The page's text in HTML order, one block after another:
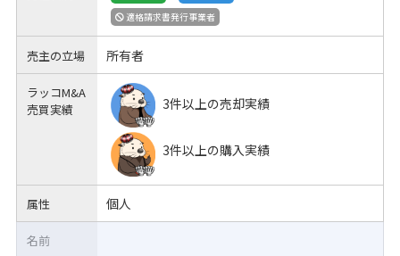
適格請求書発行事業者
売主の立場 所有者
ラッコM&A
売買実績
3件以上の売却実績
3件以上の購入実績
属性 個人
名前